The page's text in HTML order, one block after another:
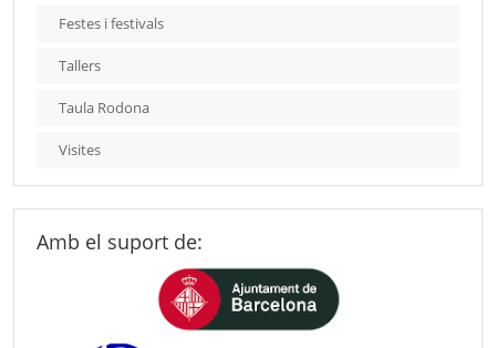
Festes i festivals
Tallers
Taula Rodona
Visites
Amb el suport de: